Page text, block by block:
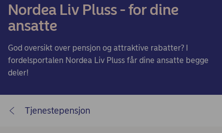
Nordea Liv Pluss - for dine
ansatte
God oversikt over pensjon og attraktive rabatter? I
fordelsportalen Nordea Liv Pluss får dine ansatte begge
deler!
Tjenestepensjon